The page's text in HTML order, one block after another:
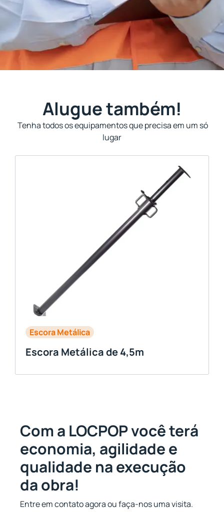
Alugue também!
Tenha todos os equipamentos que precisa em um só
lugar
Escora Metálica
Escora Metálica de 4,5m
Com a LOCPOP você terá
economia, agilidade e
qualidade na execução
da obra!
Entre em contato agora ou faça-nos uma visita.